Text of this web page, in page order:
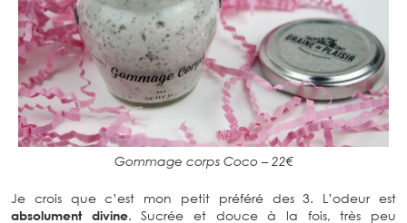
Gommage corps Coco – 22€
Je crois que c’est mon petit préféré des 3. L’odeur est
absolument divine. Sucrée et douce à la fois, très peu